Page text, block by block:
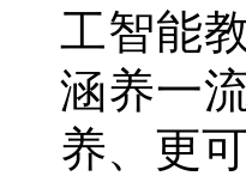
工智能
涵养一
养、更